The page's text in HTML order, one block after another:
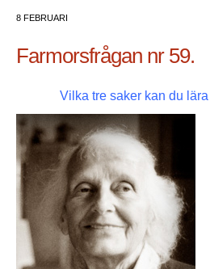
8 FEBRUARI
Farmorsfrågan nr 59.
Vilka tre saker kan du